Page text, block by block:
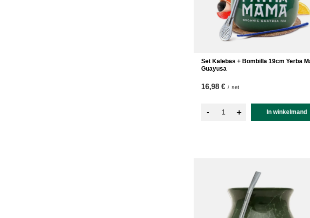
Set Kalebas + Bombilla 19cm Yerba
Guayusa
16,98 € / set
- + In winkelmand